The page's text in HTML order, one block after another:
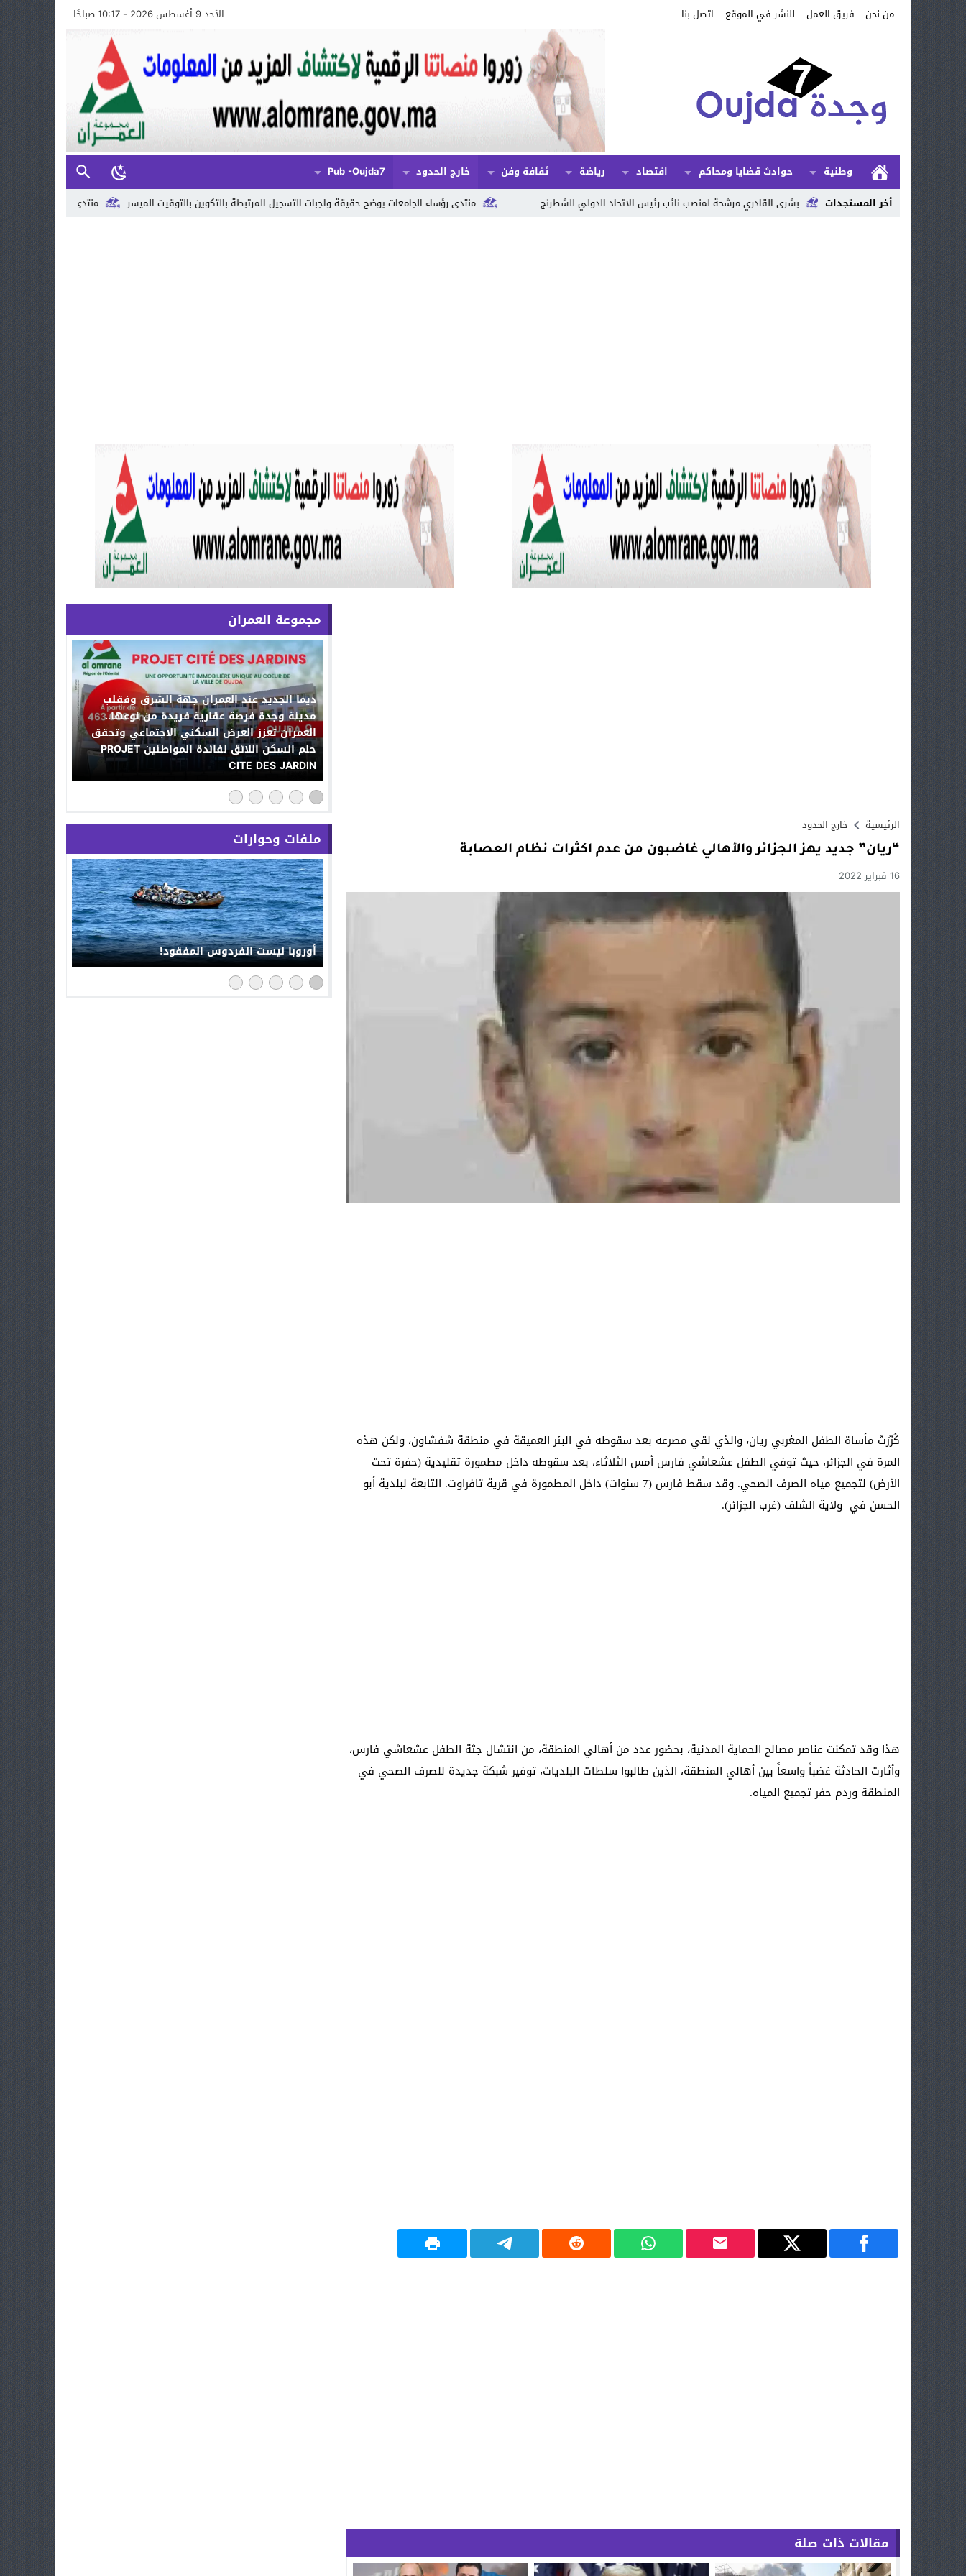
من نحن فريق العمل للنشر في الموقع اتصل بنا الأحد 9 أغسطس 2026 - 10:17 صباحًا
وطنية حوادث قضايا ومحاكم اقتصاد رياضة ثقافة وفن خارج الحدود
Pub -oujda7
أخر المستجدات
منتدى رؤساء الجامعات يوضح حقيقة واجبات التسجيل المرتبطة بالتكوين بالتوقيت الميسر منتدى الصحراء للحوار والثقافات يشارك في الأقاليم بشرى القادري مرشحة لمنصب نائب رئيس الاتحاد الدولي للشطرنج
الرئيسية خارج الحدود
“ريان” جديد يهز الجزائر والأهالي غاضبون من عدم اكثرات نظام العصابة
16 فبراير 2022
كُرِّرَتْ مأساة الطفل المغربي ريان، والذي لقي مصرعه بعد سقوطه في البئر العميقة في منطقة شفشاون، ولكن هذه
المرة في الجزائر، حيث توفي الطفل عشعاشي فارس أمس الثلاثاء، بعد سقوطه داخل مطمورة تقليدية (حفرة تحت
الأرض) لتجميع مياه الصرف الصحي. وقد سقط فارس (7 سنوات) داخل المطمورة في قرية تافراوت. التابعة لبلدية أبو
الحسن في ولاية الشلف (غرب الجزائر).
هذا وقد تمكنت عناصر مصالح الحماية المدنية، بحضور عدد من أهالي المنطقة، من انتشال جثة الطفل عشعاشي فارس،
وأثارت الحادثة غضباً واسعاً بين أهالي المنطقة، الذين طالبوا سلطات البلديات، توفير شبكة جديدة للصرف الصحي في
المنطقة وردم حفر تجميع المياه.
مقالات ذات صلة
مجموعة العمران
ديما الجديد عند العمران جهة الشرق وفقلب
مدينة وجدة فرصة عقارية فريدة من نوعها..
العمران تعزز العرض السكني الاجتماعي وتحقق
حلم السكن اللائق لفائدة المواطنين PROJET
CITE DES JARDIN
ملفات وحوارات
أوروبا ليست الفردوس المفقود!